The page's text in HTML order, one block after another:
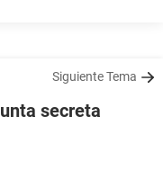
Siguiente Tema
secreta